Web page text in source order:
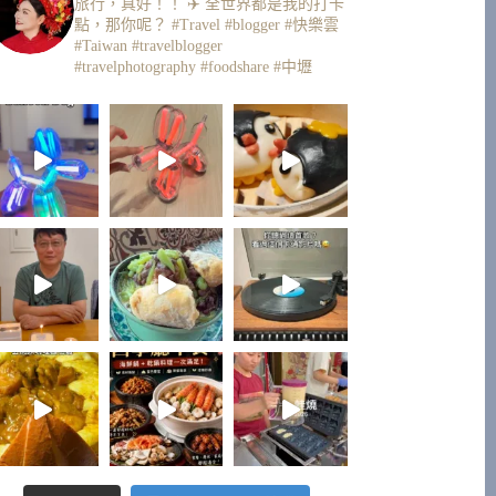
旅行，真好！！ ✈️ 全世界都是我的打卡
點，那你呢？ #Travel #blogger #快樂雲
#Taiwan #travelblogger
#travelphotography #foodshare #中壢